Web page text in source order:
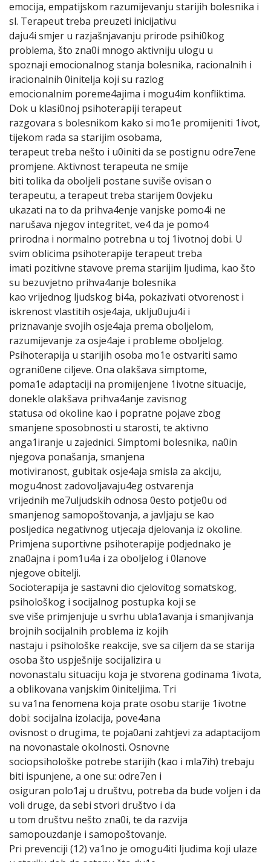
emocija, empatijskom razumijevanju starijih bolesnika i
sl. Terapeut treba preuzeti inicijativu
daju4i smjer u razjašnjavanju prirode psihi0kog
problema, što zna0i mnogo aktivniju ulogu u
spoznaji emocionalnog stanja bolesnika, racionalnih i
iracionalnih 0initelja koji su razlog
emocionalnim poreme4ajima i mogu4im konfliktima.
Dok u klasi0noj psihoterapiji terapeut
razgovara s bolesnikom kako si mo1e promijeniti 1ivot,
tijekom rada sa starijim osobama,
terapeut treba nešto i u0initi da se postignu odre7ene
promjene. Aktivnost terapeuta ne smije
biti tolika da oboljeli postane suviše ovisan o
terapeutu, a terapeut treba starijem 0ovjeku
ukazati na to da prihva4enje vanjske pomo4i ne
narušava njegov integritet, ve4 da je pomo4
prirodna i normalno potrebna u toj 1ivotnoj dobi. U
svim oblicima psihoterapije terapeut treba
imati pozitivne stavove prema starijim ljudima, kao što
su bezuvjetno prihva4anje bolesnika
kao vrijednog ljudskog bi4a, pokazivati otvorenost i
iskrenost vlastitih osje4aja, uklju0uju4i i
priznavanje svojih osje4aja prema oboljelom,
razumijevanje za osje4aje i probleme oboljelog.
Psihoterapija u starijih osoba mo1e ostvariti samo
ograni0ene ciljeve. Ona olakšava simptome,
poma1e adaptaciji na promijenjene 1ivotne situacije,
donekle olakšava prihva4anje zavisnog
statusa od okoline kao i popratne pojave zbog
smanjene sposobnosti u starosti, te aktivno
anga1iranje u zajednici. Simptomi bolesnika, na0in
njegova ponašanja, smanjena
motiviranost, gubitak osje4aja smisla za akciju,
mogu4nost zadovoljavaju4eg ostvarenja
vrijednih me7uljudskih odnosa 0esto potje0u od
smanjenog samopoštovanja, a javljaju se kao
posljedica negativnog utjecaja djelovanja iz okoline.
Primjena suportivne psihoterapije podjednako je
zna0ajna i pom1u4a i za oboljelog i 0lanove
njegove obitelji.
Socioterapija je sastavni dio cjelovitog somatskog,
psihološkog i socijalnog postupka koji se
sve više primjenjuje u svrhu ubla1avanja i smanjivanja
brojnih socijalnih problema iz kojih
nastaju i psihološke reakcije, sve sa ciljem da se starija
osoba što uspješnije socijalizira u
novonastalu situaciju koja je stvorena godinama 1ivota,
a oblikovana vanjskim 0initeljima. Tri
su va1na fenomena koja prate osobu starije 1ivotne
dobi: socijalna izolacija, pove4ana
ovisnost o drugima, te poja0ani zahtjevi za adaptacijom
na novonastale okolnosti. Osnovne
sociopsihološke potrebe starijih (kao i mla7ih) trebaju
biti ispunjene, a one su: odre7en i
osiguran polo1aj u društvu, potreba da bude voljen i da
voli druge, da sebi stvori društvo i da
u tom društvu nešto zna0i, te da razvija
samopouzdanje i samopoštovanje.
Pri prevenciji (12) va1no je omogu4iti ljudima koji ulaze